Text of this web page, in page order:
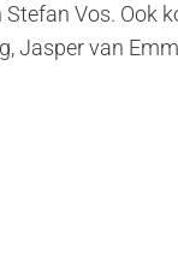
Vos. Ook
Jasper van